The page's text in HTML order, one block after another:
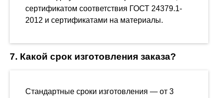
сертификатом соответствия ГОСТ 24379.1-
2012 и сертификатами на материалы.
7. Какой срок изготовления заказа?
Стандартные сроки изготовления — от 3